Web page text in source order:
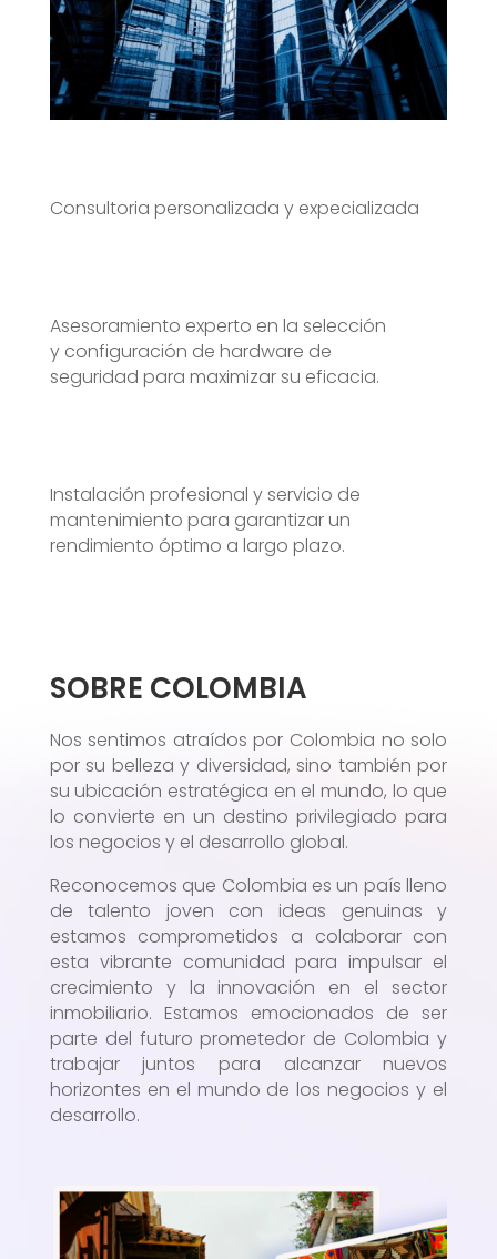
Consultoria personalizada y expecializada
Asesoramiento experto en la selección
y configuración de hardware de
seguridad para maximizar su eficacia.
Instalación profesional y servicio de
mantenimiento para garantizar un
rendimiento óptimo a largo plazo.
SOBRE COLOMBIA
Nos sentimos atraídos por Colombia no solo
por su belleza y diversidad, sino también por
su ubicación estratégica en el mundo, lo que
lo convierte en un destino privilegiado para
los negocios y el desarrollo global.
Reconocemos que Colombia es un país lleno
de talento joven con ideas genuinas y
estamos comprometidos a colaborar con
esta vibrante comunidad para impulsar el
crecimiento y la innovación en el sector
inmobiliario. Estamos emocionados de ser
parte del futuro prometedor de Colombia y
trabajar juntos para alcanzar nuevos
horizontes en el mundo de los negocios y el
desarrollo.